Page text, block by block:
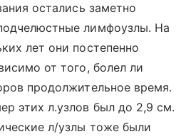
остались заметно
лимфоузлы. На
лет они постепенно
от того, болел ли
продолжительное время.
этих л.узлов был до 2,9 см.
л/узлы тоже были